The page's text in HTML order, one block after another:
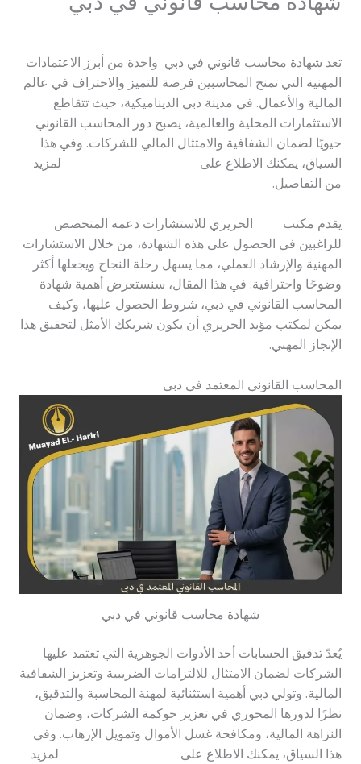
تعد شهادة محاسب قانوني في دبي واحدة من أبرز الاعتمادات
المهنية التي تمنح المحاسبين فرصة للتميز والاحتراف في عالم
المالية والأعمال. في مدينة دبي الديناميكية، حيث تتقاطع
الاستثمارات المحلية والعالمية، يصبح دور المحاسب القانوني
حيويًا لضمان الشفافية والامتثال المالي للشركات. وفي هذا
السياق، يمكنك الاطلاع على دورات التدريب المحاسبي
لمزيد
من التفاصيل.
يقدم مكتبمؤيد
الحريري للاستشارات دعمه المتخصص
للراغبين في الحصول على هذه الشهادة، من خلال الاستشارات
المهنية والإرشاد العملي، مما يسهل رحلة النجاح ويجعلها أكثر
وضوحًا واحترافية. في هذا المقال، سنستعرض أهمية شهادة
المحاسب القانوني في دبي، شروط الحصول عليها، وكيف
يمكن لمكتب مؤيد الحريري أن يكون شريكك الأمثل لتحقيق هذا
الإنجاز المهني.
المحاسب القانوني المعتمد في دبى
شهادة محاسب قانوني في دبي
يُعدّ تدقيق الحسابات أحد الأدوات الجوهرية التي تعتمد عليها
الشركات لضمان الامتثال للالتزامات الضريبية وتعزيز الشفافية
المالية. وتولي دبي أهمية استثنائية لمهنة المحاسبة والتدقيق،
نظرًا لدورها المحوري في تعزيز حوكمة الشركات، وضمان
النزاهة المالية، ومكافحة غسل الأموال وتمويل الإرهاب. وفي
هذا السياق، يمكنك الاطلاع على شهادة محاسب قانوني
لمزيد